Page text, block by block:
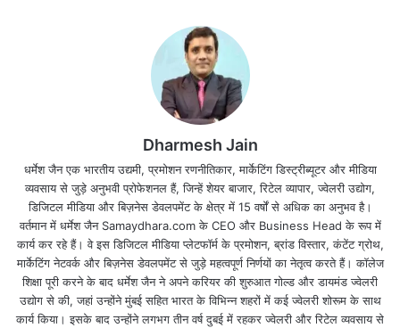
आज भी बहुत सारे लोग ऐसे हैं जो जानकारी के अभाव में
एफआईआर का नाम सुनते ही परेशान हो जाते हैंl
एफआईआर शब्द भय का प्रतीक बन गया है, वहीं किसी के विरुद्ध
एफआईआर दर्ज कराना भी बेहद मुश्किल काम होता हैl
पुलिस वाले जल्दी किसी की भी एफआईआर दर्ज करने में
Dharmesh Jain
धर्मेश जैन एक भारतीय उद्यमी, प्रमोशन रणनीतिकार, मार्केटिंग डिस्ट्रीब्यूटर और मीडिया
व्यवसाय से जुड़े अनुभवी प्रोफेशनल हैं, जिन्हें शेयर बाजार, रिटेल व्यापार, ज्वेलरी उद्योग,
डिजिटल मीडिया और बिज़नेस डेवलपमेंट के क्षेत्र में 15 वर्षों से अधिक का अनुभव है।
वर्तमान में धर्मेश जैन Samaydhara.com के CEO और Business Head के रूप में
कार्य कर रहे हैं। वे इस डिजिटल मीडिया प्लेटफॉर्म के प्रमोशन, ब्रांड विस्तार, कंटेंट ग्रोथ,
मार्केटिंग नेटवर्क और बिज़नेस डेवलपमेंट से जुड़े महत्वपूर्ण निर्णयों का नेतृत्व करते हैं। कॉलेज
शिक्षा पूरी करने के बाद धर्मेश जैन ने अपने करियर की शुरुआत गोल्ड और डायमंड ज्वेलरी
उद्योग से की, जहां उन्होंने मुंबई सहित भारत के विभिन्न शहरों में कई ज्वेलरी शोरूम के साथ
कार्य किया। इसके बाद उन्होंने लगभग तीन वर्ष दुबई में रहकर ज्वेलरी और रिटेल व्यवसाय से